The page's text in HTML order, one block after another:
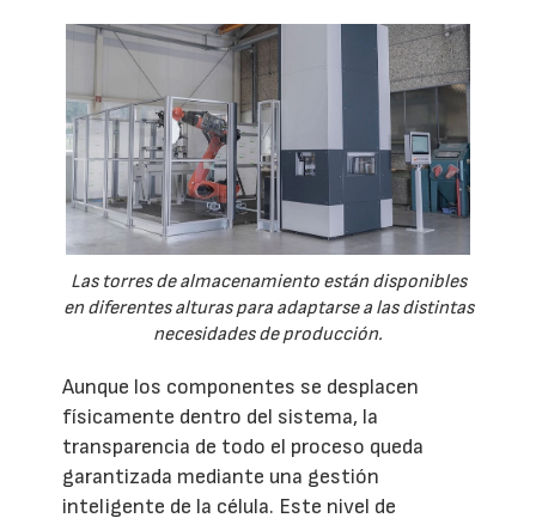
Las torres de almacenamiento están disponibles
en diferentes alturas para adaptarse a las distintas
necesidades de producción.
Aunque los componentes se desplacen
físicamente dentro del sistema, la
transparencia de todo el proceso queda
garantizada mediante una gestión
inteligente de la célula. Este nivel de